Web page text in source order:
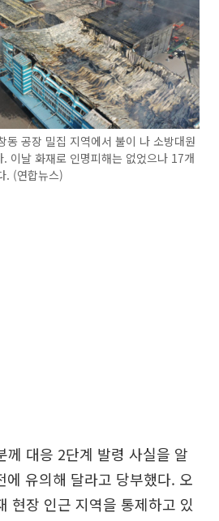
공장 밀집 지역에서 불이 나 소방대원
이날 화재로 인명피해는 없었으나 17개
. (연합뉴스)
께 대응 2단계 발령 사실을 알
에 유의해 달라고 당부했다. 오
현장 인근 지역을 통제하고 있